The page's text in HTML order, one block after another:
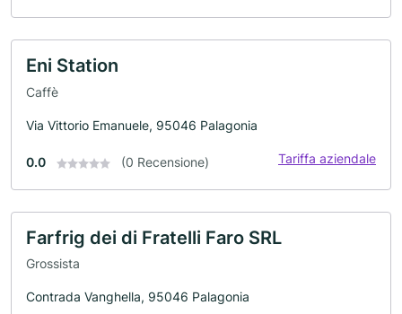
Eni Station
Caffè
Via Vittorio Emanuele, 95046 Palagonia
0.0 (0 Recensione) Tariffa aziendale
Farfrig dei di Fratelli Faro SRL
Grossista
Contrada Vanghella, 95046 Palagonia